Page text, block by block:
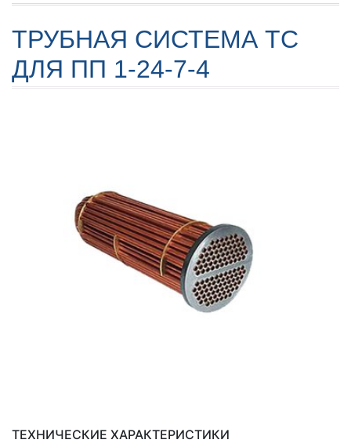
ТРУБНАЯ СИСТЕМА ТС
ДЛЯ ПП 1-24-7-4
ТЕХНИЧЕСКИЕ ХАРАКТЕРИСТИКИ